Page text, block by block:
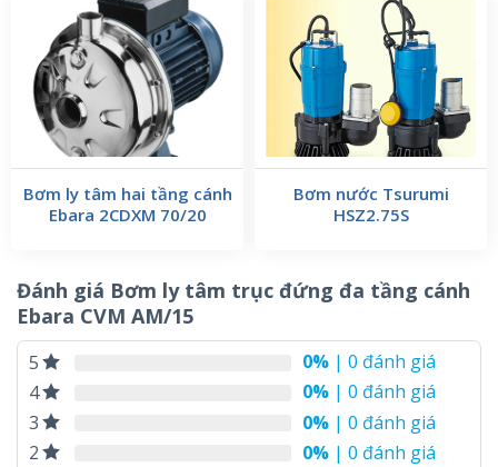
Bơm ly tâm hai tầng cánh
Ebara 2CDXM 70/20
Bơm nước Tsurumi
HSZ2.75S
Đánh giá Bơm ly tâm trục đứng đa tầng cánh
Ebara CVM AM/15
5 0% | 0 đánh giá
4
0% | 0 đánh giá
3
0% | 0 đánh giá
2
0% | 0 đánh giá